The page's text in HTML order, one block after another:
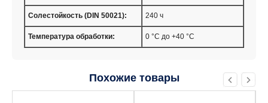
Солестойкость (DIN 50021): 240 ч
Температура обработки: 0 °C до +40 °C
Похожие товары